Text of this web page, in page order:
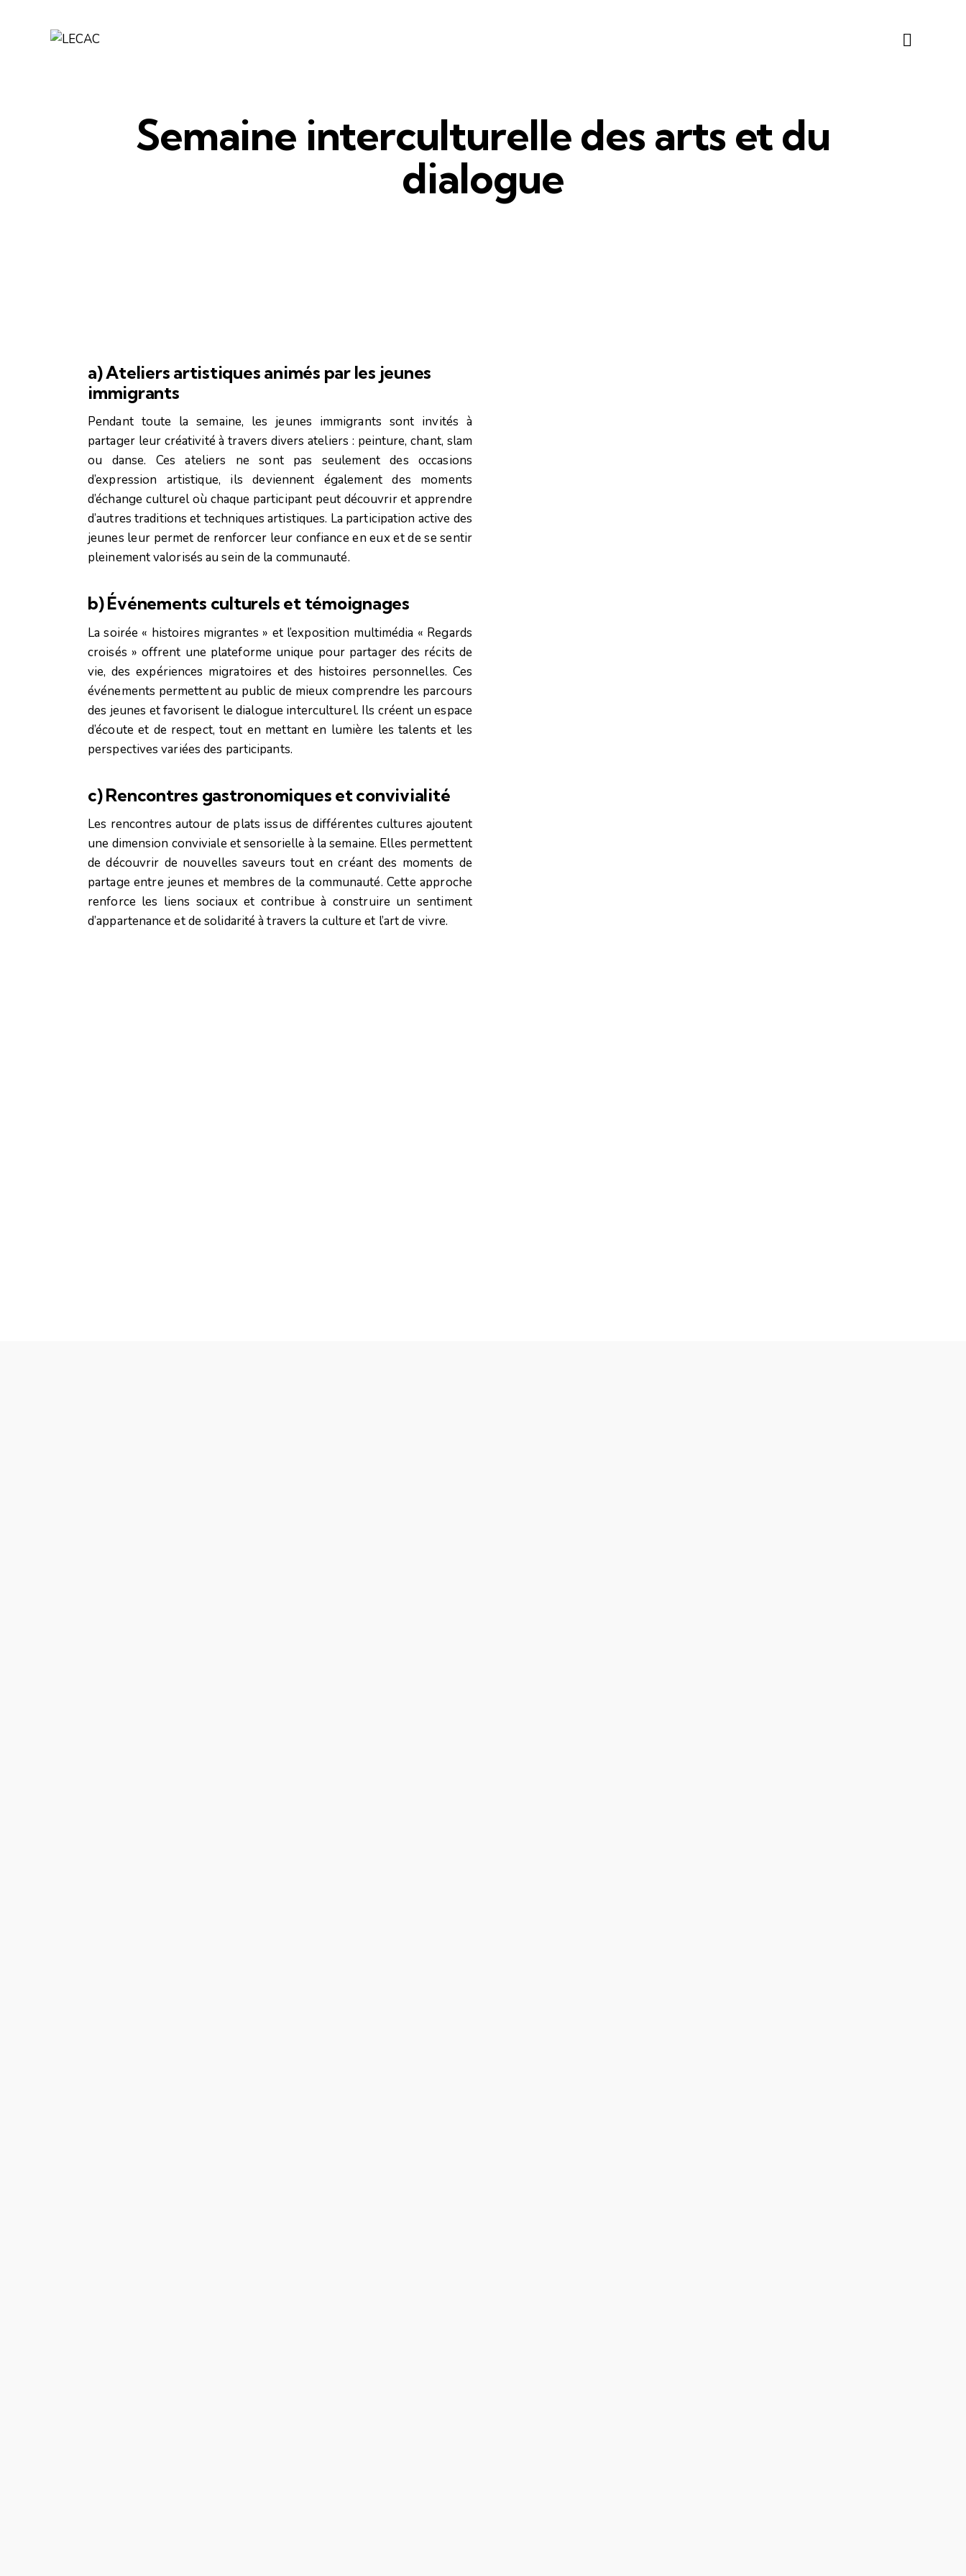
Semaine interculturelle des arts et du
dialogue
a) Ateliers artistiques animés par les jeunes
immigrants
Pendant toute la semaine, les jeunes immigrants sont invités à
partager leur créativité à travers divers ateliers : peinture, chant, slam
ou danse. Ces ateliers ne sont pas seulement des occasions
d’expression artistique, ils deviennent également des moments
d’échange culturel où chaque participant peut découvrir et apprendre
d’autres traditions et techniques artistiques. La participation active des
jeunes leur permet de renforcer leur confiance en eux et de se sentir
pleinement valorisés au sein de la communauté.
b) Événements culturels et témoignages
La soirée « histoires migrantes » et l’exposition multimédia « Regards
croisés » offrent une plateforme unique pour partager des récits de
vie, des expériences migratoires et des histoires personnelles. Ces
événements permettent au public de mieux comprendre les parcours
des jeunes et favorisent le dialogue interculturel. Ils créent un espace
d’écoute et de respect, tout en mettant en lumière les talents et les
perspectives variées des participants.
c) Rencontres gastronomiques et convivialité
Les rencontres autour de plats issus de différentes cultures ajoutent
une dimension conviviale et sensorielle à la semaine. Elles permettent
de découvrir de nouvelles saveurs tout en créant des moments de
partage entre jeunes et membres de la communauté. Cette approche
renforce les liens sociaux et contribue à construire un sentiment
d’appartenance et de solidarité à travers la culture et l’art de vivre.